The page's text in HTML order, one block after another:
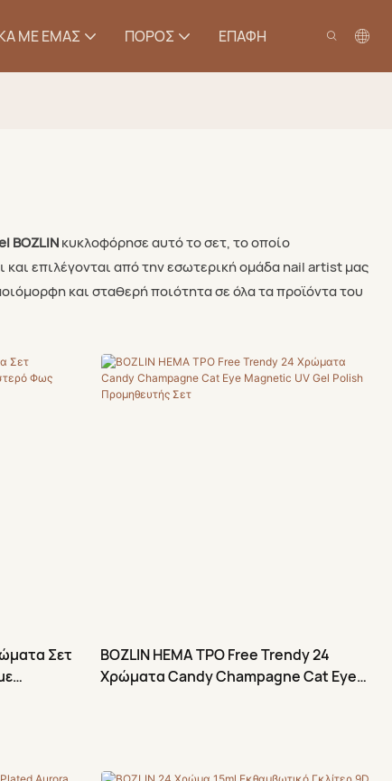
ΜΕ ΕΜΆΣ ΠΌΡΟΣ ΕΠΑΦΉ
BOZLINκυκλοφόρησε αυτό το σετ, το οποίο
και επιλέγονται από την εσωτερική ομάδα nail artist μας
και σταθερή ποιότητα σε όλα τα προϊόντα του
Σετ
BOZLIN HEMA TPO Free Trendy 24
Χρώματα Candy Champagne Cat Eye